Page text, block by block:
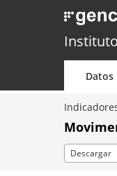
Datos
Descargar